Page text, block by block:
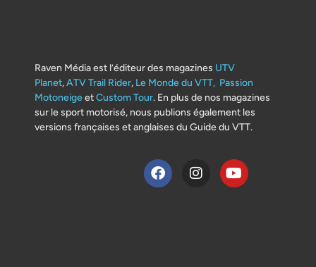
Raven Média est l’éditeur des magazines UTV
Planet,ATV Trail Rider, Le Monde du VTT, Passion
MotoneigeetCustom Tour. En plus de nos magazines
sur le sport motorisé, nous publions également les
versions françaises et anglaises du Guide du VTT.